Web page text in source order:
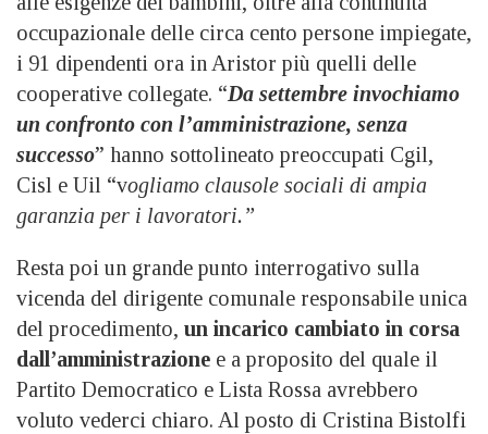
occupazionale delle circa cento persone impiegate,
i 91 dipendenti ora in Aristor più quelli delle
cooperative collegate. “Da settembre invochiamo
un confronto con l’amministrazione, senza
successo” hanno sottolineato preoccupati Cgil,
Cisl e Uil “vogliamo clausole sociali di ampia
garanzia per i lavoratori.”
Resta poi un grande punto interrogativo sulla
vicenda del dirigente comunale responsabile unica
del procedimento, un incarico cambiato in corsa
dall’amministrazione e a proposito del quale il
Partito Democratico e Lista Rossa avrebbero
voluto vederci chiaro. Al posto di Cristina Bistolfi